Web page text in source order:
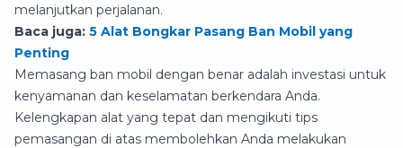
melanjutkan perjalanan.
Baca juga: 5 Alat Bongkar Pasang Ban Mobil yang
Penting
Memasang ban mobil dengan benar adalah investasi untuk
kenyamanan dan keselamatan berkendara Anda.
Kelengkapan alat yang tepat dan mengikuti tips
pemasangan di atas membolehkan Anda melakukan